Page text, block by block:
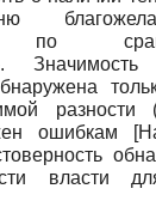
по
разности
ошибкам
[
власти